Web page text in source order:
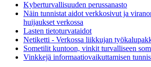
Kyberturvallisuuden perussanasto
Näin tunnistat aidot verkkosivut ja
huijaukset verkossa
Lasten tietoturvataidot
Netiketti - Verkossa liikkujan
Sometilit kuntoon, vinkit turvalliseen
Vinkkejä informaatiovaikuttamisen